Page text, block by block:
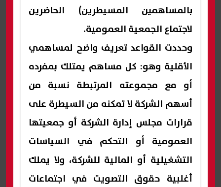
بالمساهمين المسيطرين) الحاضرين
لاجتماع الجمعية العمومية.
وحددت القواعد تعريف واضح لمساهمي
الأقلية وهو: كل مساهم يمتلك بمفرده
أو مع مجموعته المرتبطة نسبة من
أسهم الشركة لا تمكنه من السيطرة على
قرارات مجلس إدارة الشركة أو جمعيتها
العمومية أو التحكم في السياسات
التشغيلية أو المالية للشركة، ولا يملك
أغلبية حقوق التصويت في اجتماعات